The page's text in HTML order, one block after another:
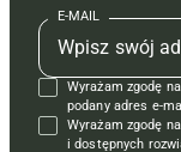
Kontakt
Regulamin
Polityka
Redakcja
Kontakt
Reklama
Reklama
Kontakt
Krzyżówki
Książki
Regulamin
E-MAIL
Wyrażam zgodę
podany adres e-
Wyrażam zgodę
i dostępnych